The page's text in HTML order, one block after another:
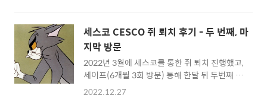
드가 훨씬 친근하게 느껴진다. 요즘 스토리보드
공부를 위해 유튜브에서 두 채널을 구독했다. 스
토리보드 관련해서 영상이 그렇게 많지는 않은
데, 채널 영상들을 다..
분기 : 궁궐침범 1인극 대본 완성 - 2분기 : 무언
어영화 기획안, 시나리오 작성 - 3분기 : 독립예
술영화 기획안, 시나리오 작성 3. 학습 - 숏영상
분석 - 스토리보드 공부 - 일러스트 연습 - 영상
편집 공부 - 영화 배급 아카데미 - EBS 위대한
수업 4. 생활 - 일기쓰기 (블로그) - 매일 1편 이
세스코 CESCO 쥐 퇴치 후기 - 두 번째, 마
지막 방문
2022년 3월에 세스코를 통한 쥐 퇴치 진행했고,
세이프(6개월 3회 방문) 통해 한달 뒤 두번째 방
문, 세번째 방문을 끝냈다. 설치했던 트랩들을
2022.12.27